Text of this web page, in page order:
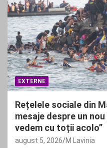
EXTERNE
Rețelele sociale din
mesaje despre un
vedem cu toții acolo”
august 5, 2026 M Lavinia